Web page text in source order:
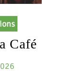
Café